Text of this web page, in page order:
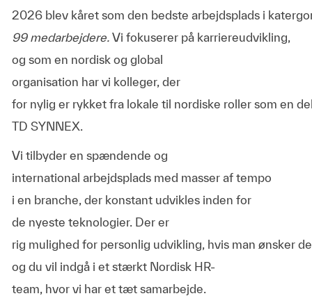
2026 blev kåret som den bedste arbejdsplads i
99 medarbejdere. Vi fokuserer på karriereudvikling,
og som en nordisk og global
organisation har vi kolleger, der
for nylig er rykket fra lokale til nordiske roller som en
TD SYNNEX.
Vi tilbyder en spændende og
international arbejdsplads med masser af tempo
i en branche, der konstant udvikles inden for
de nyeste teknologier. Der er
rig mulighed for personlig udvikling, hvis man ønsker
og du vil indgå i et stærkt Nordisk HR-
team, hvor vi har et tæt samarbejde.